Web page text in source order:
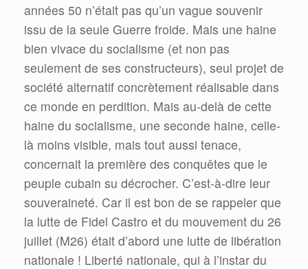
années 50 n’était pas qu’un vague souvenir
issu de la seule Guerre froide. Mais une haine
bien vivace du socialisme (et non pas
seulement de ses constructeurs), seul projet de
société alternatif concrètement réalisable dans
ce monde en perdition. Mais au-delà de cette
haine du socialisme, une seconde haine, celle-
là moins visible, mais tout aussi tenace,
concernait la première des conquêtes que le
peuple cubain su décrocher. C’est-à-dire leur
souveraineté. Car il est bon de se rappeler que
la lutte de Fidel Castro et du mouvement du 26
juillet (M26) était d’abord une lutte de libération
nationale ! Liberté nationale, qui à l’instar du